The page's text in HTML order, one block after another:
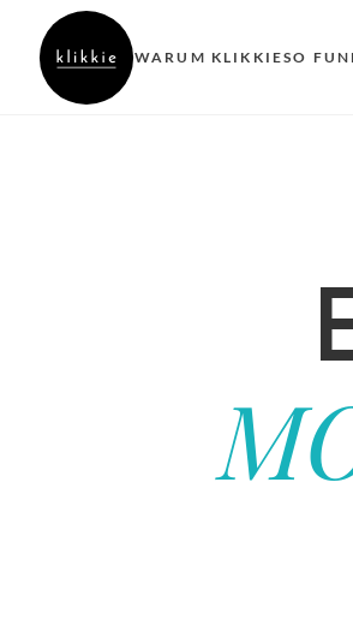
WARUM KLIKKIESO